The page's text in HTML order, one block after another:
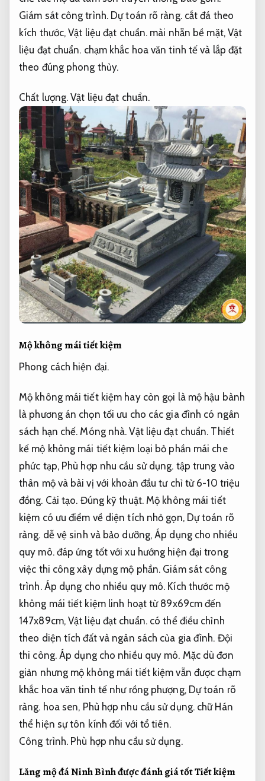
Giám sát công trình. Dự toán rõ ràng.cắt đá theo
kích thước,Vật liệu đạt chuẩn. mài nhẵn bề mặt, Vật
liệu đạt chuẩn. chạm khắc hoa văn tinh tế và lắp đặt
theo đúng phong thủy.
Chất lượng. Vật liệu đạt chuẩn.
Mộ không mái tiết kiệm
Phong cách hiện đại.
Mộ không mái tiết kiệm hay còn gọi là mộ hậu bành
là phương án chọn tối ưu cho các gia đình có ngân
sách hạn chế.Móng nhà. Vật liệu đạt chuẩn. Thiết
kế mộ không mái tiết kiệm loại bỏ phần mái che
phức tạp, Phù hợp nhu cầu sử dụng. tập trung vào
thân mộ và bài vị với khoản đầu tư chỉ từ 6-10 triệu
đồng. Cải tạo. Đúng kỹ thuật.Mộ không mái tiết
kiệm có ưu điểm về diện tích nhỏ gọn, Dự toán rõ
ràng. dễ vệ sinh và bảo dưỡng,Áp dụng cho nhiều
quy mô.đáp ứng tốt với xu hướng hiện đại trong
việc thi công xây dựng mộ phần. Giám sát công
trình. Áp dụng cho nhiều quy mô. Kích thước mộ
không mái tiết kiệm linh hoạt từ 89x69cm đến
147x89cm, Vật liệu đạt chuẩn.có thể điều chỉnh
theo diện tích đất và ngân sách của gia đình. Đội
thi công. Áp dụng cho nhiều quy mô. Mặc dù đơn
giản nhưng mộ không mái tiết kiệm vẫn được chạm
khắc hoa văn tinh tế như rồng phượng, Dự toán rõ
ràng. hoa sen, Phù hợp nhu cầu sử dụng.chữ Hán
thể hiện sự tôn kính đối với tổ tiên.
Công trình. Phù hợp nhu cầu sử dụng.
Lăng mộ đá Ninh Bình được đánh giá tốtTiết kiệm